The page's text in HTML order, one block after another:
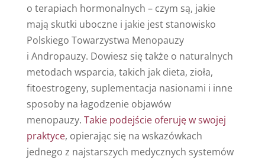
o terapiach hormonalnych – czym są, jakie
mają skutki uboczne i jakie jest stanowisko
Polskiego Towarzystwa Menopauzy
i Andropauzy. Dowiesz się także o naturalnych
metodach wsparcia, takich jak dieta, zioła,
fitoestrogeny, suplementacja nasionami i inne
sposoby na łagodzenie objawów
menopauzy. Takie podejście oferuję w swojej
praktyce, opierając się na wskazówkach
jednego z najstarszych medycznych systemów